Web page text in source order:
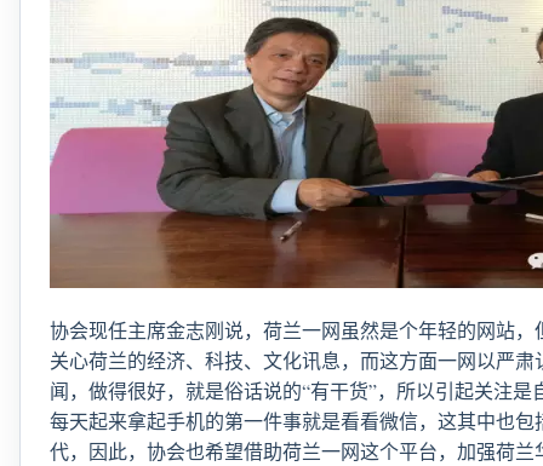
协会现任主席金志刚说，荷兰一网虽然是个年轻的网站
关心荷兰的经济、科技、文化讯息，而这方面一网以严
闻，做得很好，就是俗话说的“有干货”，所以引起关注
每天起来拿起手机的第一件事就是看看微信， 这其中也包
代，因此，协会也希望借助荷兰一网这个平台，加强荷